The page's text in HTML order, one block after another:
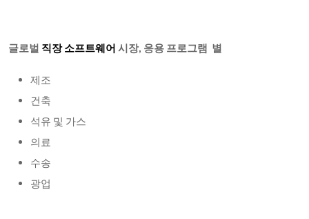
글로벌 직장 소프트웨어 시장, 응용 프로그램 별
제조
건축
석유 및 가스
의료
수송
광업